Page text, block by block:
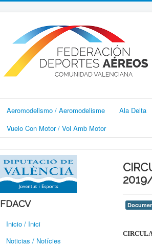
Aeromodelismo / Aeromodelisme Ala Delta
Vuelo Con Motor / Vol Amb Motor
FDACV
Inicio / Inici
Noticias / Notícies